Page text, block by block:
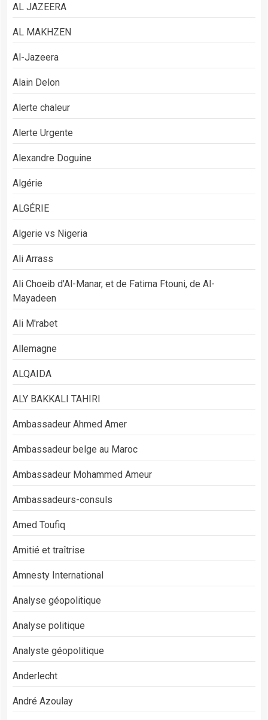
AL JAZEERA
AL MAKHZEN
Al-Jazeera
Alain Delon
Alerte chaleur
Alerte Urgente
Alexandre Doguine
Algérie
ALGÉRIE
Algerie vs Nigeria
Ali Arrass
Ali Choeib d'Al-Manar, et de Fatima Ftouni, de Al-
Mayadeen
Ali M'rabet
Allemagne
ALQAIDA
ALY BAKKALI TAHIRI
Ambassadeur Ahmed Amer
Ambassadeur belge au Maroc
Ambassadeur Mohammed Ameur
Ambassadeurs-consuls
Amed Toufiq
Amitié et traîtrise
Amnesty International
Analyse géopolitique
Analyse politique
Analyste géopolitique
Anderlecht
André Azoulay